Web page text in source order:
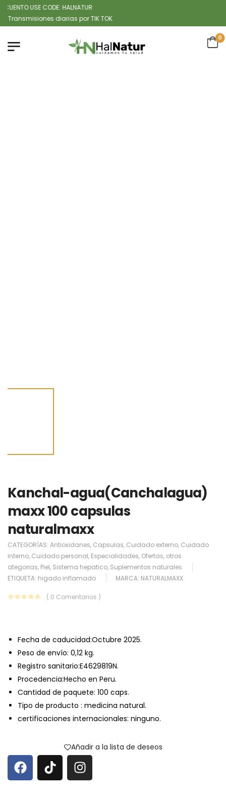
USE CODE: HALNATUR
diarias por TIK TOK
0
Kanchal-agua(Canchalagua)
maxx 100 capsulas
naturalmaxx
CATEGORÍAS: Antioxidanes, Capsulas, Cuidado externo, Cuidado
interno, Cuidado personal, Especialidades, Ofertas, otros
ategorias, Piel, Sistema hepatico, Suplementos naturales
ETIQUETA: higado inflamado MARCA: NATURALMAXX
( 0 Comentarios )
Fecha de caducidad:Octubre 2025.
Peso de envío: 0,12 kg.
Registro sanitario:E4629819N.
Procedencia:Hecho en Peru.
Cantidad de paquete: 100 caps.
Tipo de producto : medicina natural.
certificaciones internacionales: ninguno.
Añadir a la lista de deseos